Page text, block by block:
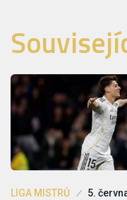
LIGA MISTRŮ 5.